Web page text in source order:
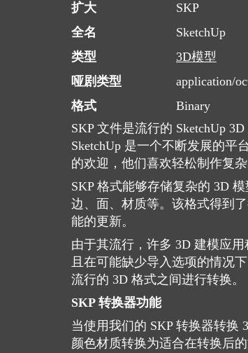
扩大
SKP
全名
SketchUp
类型
3D模型
哑剧类型
application/
格式
Binary
SKP 文件是流行的 SketchUp
SketchUp 是一个不断发展的平
的欢迎，他们喜欢轻松制作复杂
SKP 格式能够存储复杂的 3D
边、面、材质等。该格式得到
能的更新。
由于其流行，许多 3D 建模应
且在可能缺少导入选项的情况
流行的 3D 格式之间进行转换。
SKP 转换器功能
当使用我们的 SKP 转换器转换
颜色材质转换为适合在转换后